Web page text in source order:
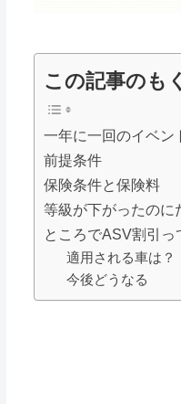
この記事のも
一年に一回のイベン
前提条件
保険条件と保険料
等級が下がったのに
ところでASV割引
適用される車は？
今後どうなる